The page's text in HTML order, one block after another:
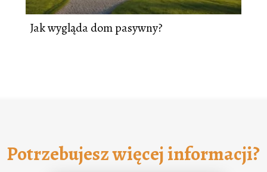
Jak wygląda dom pasywny?
Potrzebujesz więcej informacji?